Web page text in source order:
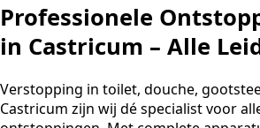
Professionele
in Castricum – Alle
Verstopping in toilet, douche,
Castricum zijn wij dé specialist voor